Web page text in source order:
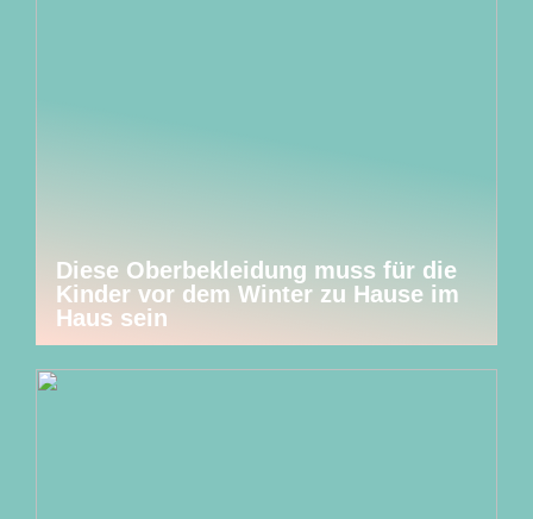
Diese Oberbekleidung muss für die
Kinder vor dem Winter zu Hause im
Haus sein